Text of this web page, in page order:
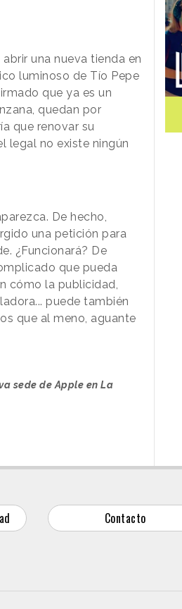
una nueva tienda en
luminoso de Tío Pepe
que ya es un
quedan por
que renovar su
legal no existe ningún
De hecho,
una petición para
¿Funcionará? De
que pueda
cómo la publicidad,
puede también
que al meno, aguante
sede de Apple en La
Contacto